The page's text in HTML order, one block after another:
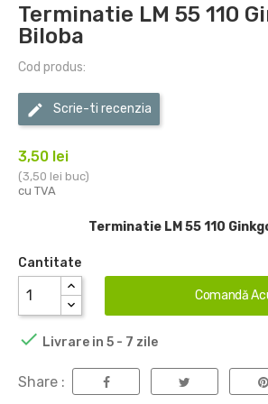
Terminatie LM 55 110
Biloba
Cod produs:
Scrie-ti recenzia
3,50 lei
(3,50 lei buc)
cu TVA
Terminatie LM 55 110
Cantitate
Comandă
 Livrare in 5 - 7 zile
Share :